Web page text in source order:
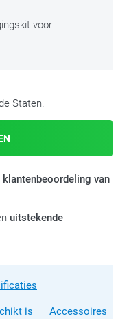
voor
Staten.
klantenbeoordeling van
uitstekende
is Accessoires